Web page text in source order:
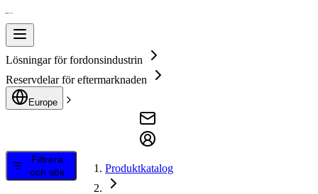
Lösningar för fordonsindustrin
Reservdelar för eftermarknaden
Europe
Filtrera
och sök
Produktkatalog